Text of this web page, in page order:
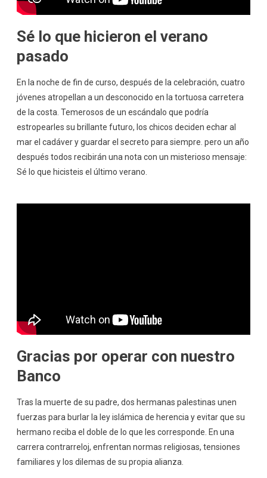
Sé lo que hicieron el verano
pasado
En la noche de fin de curso, después de la celebración, cuatro
jóvenes atropellan a un desconocido en la tortuosa carretera
de la costa. Temerosos de un escándalo que podría
estropearles su brillante futuro, los chicos deciden echar al
mar el cadáver y guardar el secreto para siempre. pero un año
después todos recibirán una nota con un misterioso mensaje:
Sé lo que hicisteis el último verano.
Gracias por operar con nuestro
Banco
Tras la muerte de su padre, dos hermanas palestinas unen
fuerzas para burlar la ley islámica de herencia y evitar que su
hermano reciba el doble de lo que les corresponde. En una
carrera contrarreloj, enfrentan normas religiosas, tensiones
familiares y los dilemas de su propia alianza.